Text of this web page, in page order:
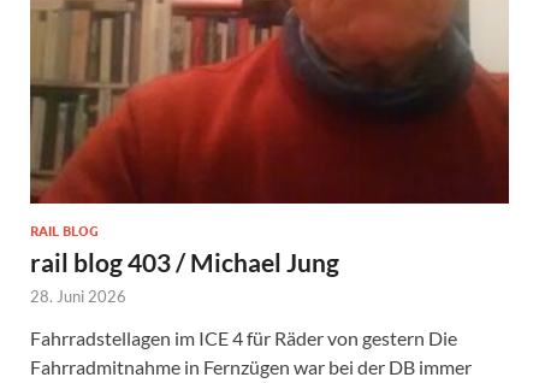
RAIL BLOG
rail blog 403 / Michael Jung
28. Juni 2026
Fahrradstellagen im ICE 4 für Räder von gestern Die
Fahrradmitnahme in Fernzügen war bei der DB immer